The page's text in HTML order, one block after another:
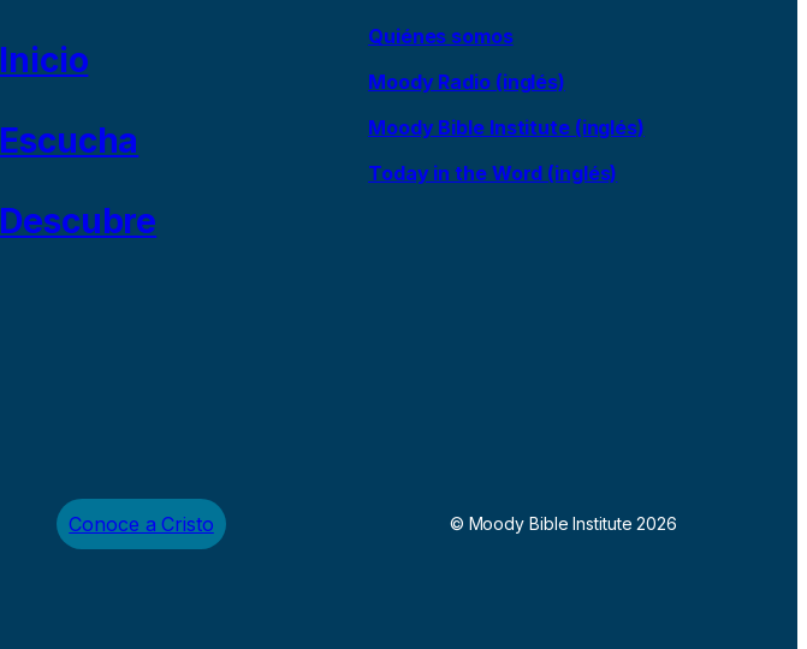
Inicio
Escucha
Descubre
Quiénes somos
Moody Radio (inglés)
Moody Bible Institute (inglés)
Today in the Word (inglés)
Conoce a Cristo © Moody Bible Institute 2026